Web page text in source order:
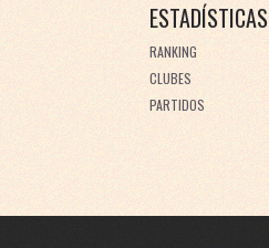
ESTADÍSTICAS
RANKING
CLUBES
PARTIDOS